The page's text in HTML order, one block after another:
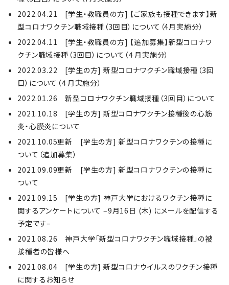
2022.04.21 [学生・教職員の方] 【ご家族も接種できます】新
型コロナワクチン職域接種（3回目）について（4月実施分）
2022.04.11 [学生・教職員の方] 【追加募集】新型コロナワ
クチン職域接種（3回目）について（４月実施分）
2022.03.22 [学生の方] 新型コロナワクチン職域接種（3回
目）について（４月実施分）
2022.01.26 新型コロナワクチン職域接種（3回目）について
2021.10.18 [学生の方] 新型コロナワクチン接種後の心筋
炎・心膜炎について
2021.10.05更新 [学生の方] 新型コロナワクチンの接種に
ついて（追加募集）
2021.09.09更新 [学生の方] 新型コロナワクチンの接種に
ついて
2021.09.15 [学生の方] 神戸大学におけるワクチン接種に
関するアンケートについて –9月16日 (木) にメールを配信する
予定です–
2021.08.26 神戸大学「新型コロナワクチン職域接種」の被
接種者の皆様へ
2021.08.04 [学生の方] 新型コロナウイルスのワクチン接種
に関するお知らせ